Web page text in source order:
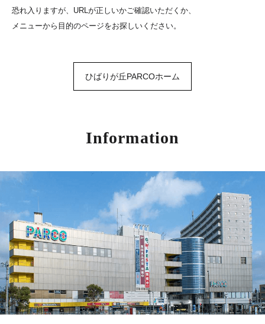
恐れ入りますが、URLが正しいかご確認いただくか、
メニューから目的のページをお探しいください。
ひばりが丘PARCOホーム
Information